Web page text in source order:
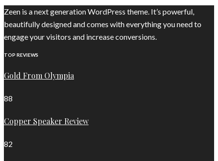
Zeen is a next generation WordPress theme. It’s powerful,
beautifully designed and comes with everything you need to
engage your visitors and increase conversions.
TOP REVIEWS
Gold From Olympia
88
Copper Speaker Review
82